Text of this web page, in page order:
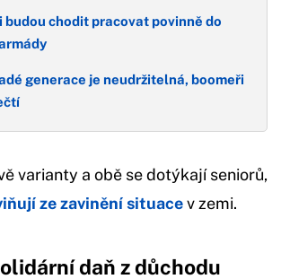
budou chodit pracovat povinně do
generace je neudržitelná, boomeři
varianty a obě se dotýkají seniorů,
ze zavinění situacev zemi.
daň z důchodu